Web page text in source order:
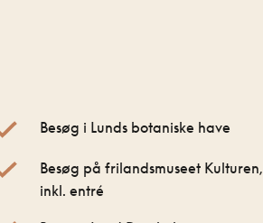
Besøg i Lunds botaniske have
Besøg på frilandsmuseet Kulturen,
inkl. entré